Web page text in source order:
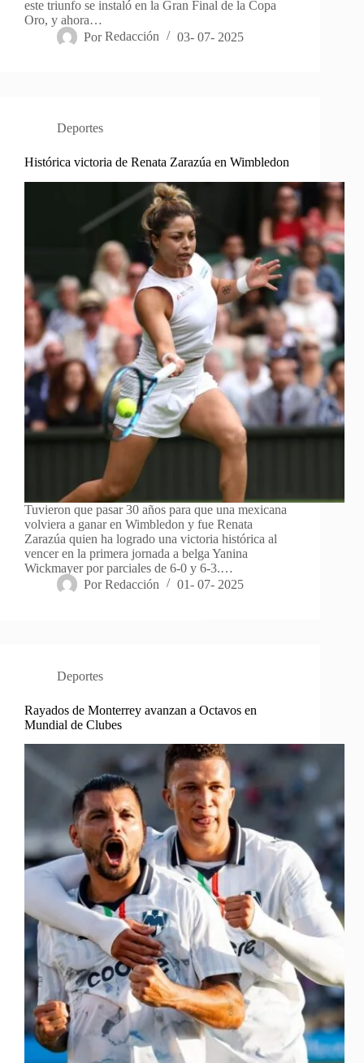
este triunfo se instaló en la Gran Final de la Copa
Oro, y ahora…
Por Redacción 03- 07- 2025
Deportes
Histórica victoria de Renata Zarazúa en Wimbledon
Tuvieron que pasar 30 años para que una mexicana
volviera a ganar en Wimbledon y fue Renata
Zarazúa quien ha logrado una victoria histórica al
vencer en la primera jornada a belga Yanina
Wickmayer por parciales de 6-0 y 6-3.…
Por Redacción 01- 07- 2025
Deportes
Rayados de Monterrey avanzan a Octavos en
Mundial de Clubes